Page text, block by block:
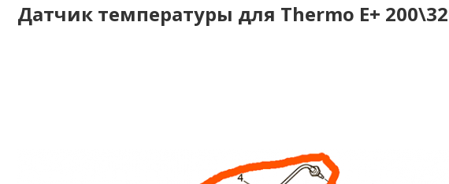
Датчик температуры для Thermo E+